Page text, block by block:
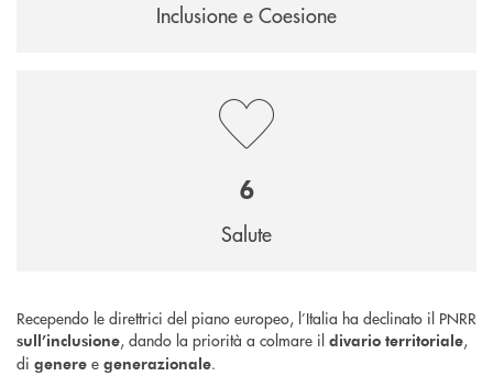
Inclusione e Coesione
6
Salute
Recependo le direttrici del piano europeo, l’Italia ha declinato il PNRR
sull’inclusione, dando la priorità a colmare il divario territoriale,
di genere e generazionale.